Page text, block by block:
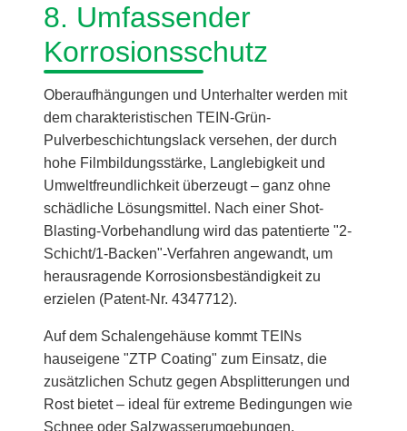
8. Umfassender
Korrosionsschutz
Oberaufhängungen und Unterhalter werden mit
dem charakteristischen TEIN-Grün-
Pulverbeschichtungslack versehen, der durch
hohe Filmbildungsstärke, Langlebigkeit und
Umweltfreundlichkeit überzeugt – ganz ohne
schädliche Lösungsmittel. Nach einer Shot-
Blasting-Vorbehandlung wird das patentierte "2-
Schicht/1-Backen"-Verfahren angewandt, um
herausragende Korrosionsbeständigkeit zu
erzielen (Patent-Nr. 4347712).
Auf dem Schalengehäuse kommt TEINs
hauseigene "ZTP Coating" zum Einsatz, die
zusätzlichen Schutz gegen Absplitterungen und
Rost bietet – ideal für extreme Bedingungen wie
Schnee oder Salzwasserumgebungen.